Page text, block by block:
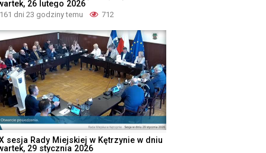
26 lutego 2026
161 dni 23 godziny temu 712
sesja Rady Miejskiej w Kętrzynie w dniu
29 stycznia 2026